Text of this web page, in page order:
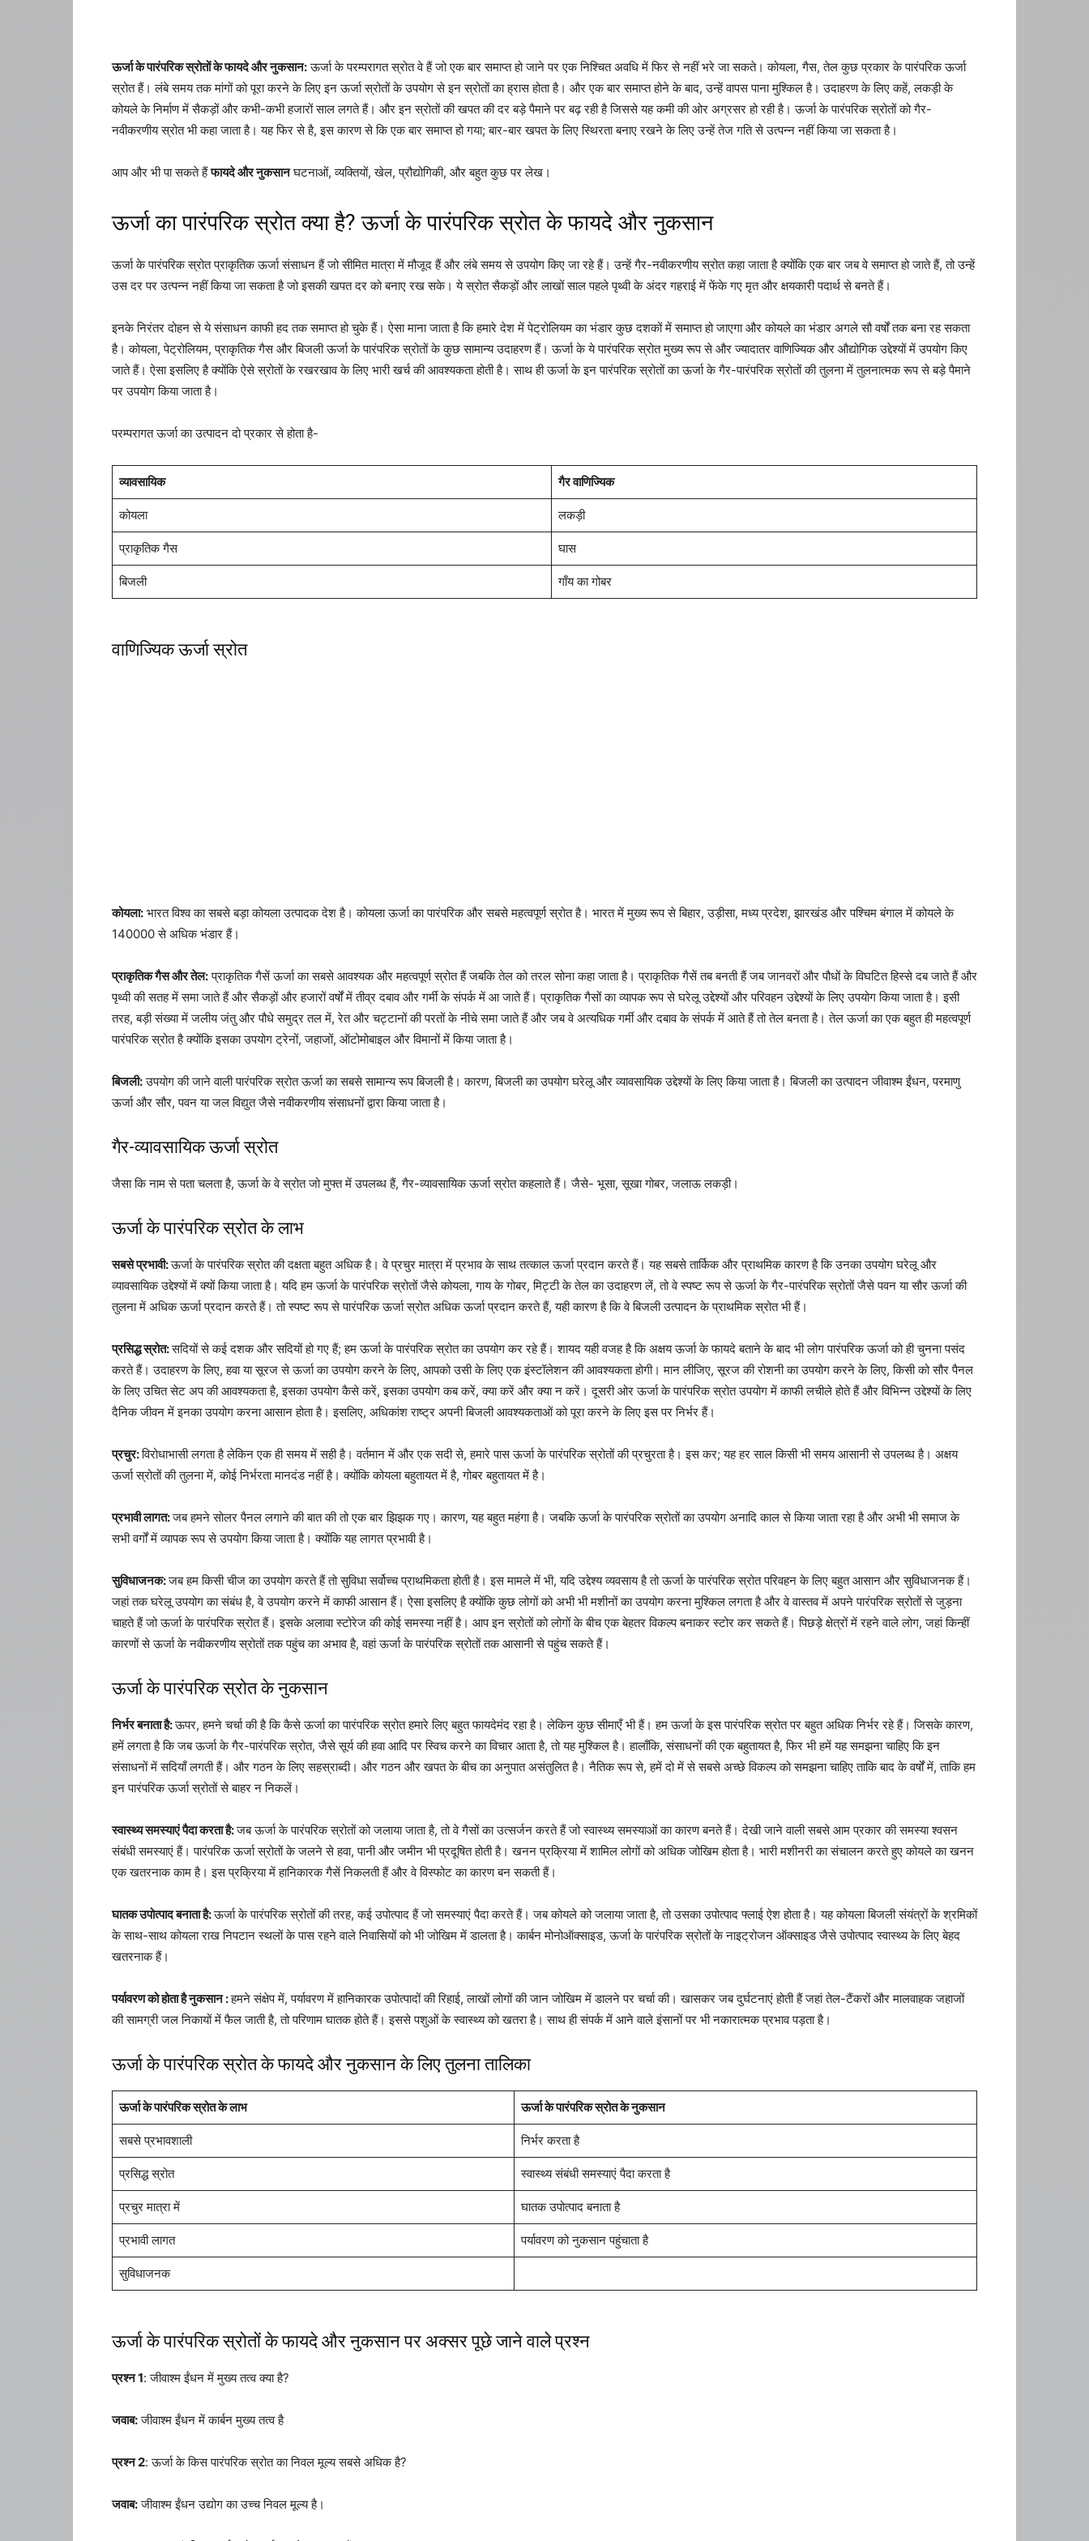
ऊर्जा के पारंपरिक स्रोतों के फायदे और नुकसान:ऊर्जा के परम्परागत स्रोत वे हैं जो एक बार समाप्त हो जाने पर एक निश्चित अवधि में फिर से नहीं भरे जा सकते। कोयला, गैस, तेल कुछ प्रकार के पारंपरिक ऊर्जा
स्रोत हैं। लंबे समय तक मांगों को पूरा करने के लिए इन ऊर्जा स्रोतों के उपयोग से इन स्रोतों का ह्रास होता है। और एक बार समाप्त होने के बाद, उन्हें वापस पाना मुश्किल है। उदाहरण के लिए कहें, लकड़ी के
कोयले के निर्माण में सैकड़ों और कभी-कभी हजारों साल लगते हैं। और इन स्रोतों की खपत की दर बड़े पैमाने पर बढ़ रही है जिससे यह कमी की ओर अग्रसर हो रही है। ऊर्जा के पारंपरिक स्रोतों को गैर-
नवीकरणीय स्रोत भी कहा जाता है। यह फिर से है, इस कारण से कि एक बार समाप्त हो गया; बार-बार खपत के लिए स्थिरता बनाए रखने के लिए उन्हें तेज गति से उत्पन्न नहीं किया जा सकता है।
आप और भी पा सकते हैंफायदे और नुकसानघटनाओं, व्यक्तियों, खेल, प्रौद्योगिकी, और बहुत कुछ पर लेख।
ऊर्जा का पारंपरिक स्रोत क्या है? ऊर्जा के पारंपरिक स्रोत के फायदे और नुकसान
ऊर्जा के पारंपरिक स्रोत प्राकृतिक ऊर्जा संसाधन हैं जो सीमित मात्रा में मौजूद हैं और लंबे समय से उपयोग किए जा रहे हैं। उन्हें गैर-नवीकरणीय स्रोत कहा जाता है क्योंकि एक बार जब वे समाप्त हो जाते हैं, तो उन्हें
उस दर पर उत्पन्न नहीं किया जा सकता है जो इसकी खपत दर को बनाए रख सके। ये स्रोत सैकड़ों और लाखों साल पहले पृथ्वी के अंदर गहराई में फेंके गए मृत और क्षयकारी पदार्थ से बनते हैं।
इनके निरंतर दोहन से ये संसाधन काफी हद तक समाप्त हो चुके हैं। ऐसा माना जाता है कि हमारे देश में पेट्रोलियम का भंडार कुछ दशकों में समाप्त हो जाएगा और कोयले का भंडार अगले सौ वर्षों तक बना रह सकता
है। कोयला, पेट्रोलियम, प्राकृतिक गैस और बिजली ऊर्जा के पारंपरिक स्रोतों के कुछ सामान्य उदाहरण हैं। ऊर्जा के ये पारंपरिक स्रोत मुख्य रूप से और ज्यादातर वाणिज्यिक और औद्योगिक उद्देश्यों में उपयोग किए
जाते हैं। ऐसा इसलिए है क्योंकि ऐसे स्रोतों के रखरखाव के लिए भारी खर्च की आवश्यकता होती है। साथ ही ऊर्जा के इन पारंपरिक स्रोतों का ऊर्जा के गैर-पारंपरिक स्रोतों की तुलना में तुलनात्मक रूप से बड़े पैमाने
पर उपयोग किया जाता है।
परम्परागत ऊर्जा का उत्पादन दो प्रकार से होता है-
व्यावसायिक गैर वाणिज्यिक
कोयला लकड़ी
प्राकृतिक गैस घास
बिजली गाँय का गोबर
वाणिज्यिक ऊर्जा स्रोत
कोयला: भारत विश्व का सबसे बड़ा कोयला उत्पादक देश है। कोयला ऊर्जा का पारंपरिक और सबसे महत्वपूर्ण स्रोत है। भारत में मुख्य रूप से बिहार, उड़ीसा, मध्य प्रदेश, झारखंड और पश्चिम बंगाल में कोयले के
140000 से अधिक भंडार हैं।
प्राकृतिक गैस और तेल:प्राकृतिक गैसें ऊर्जा का सबसे आवश्यक और महत्वपूर्ण स्रोत हैं जबकि तेल को तरल सोना कहा जाता है। प्राकृतिक गैसें तब बनती हैं जब जानवरों और पौधों के विघटित हिस्से दब जाते हैं और
पृथ्वी की सतह में समा जाते हैं और सैकड़ों और हजारों वर्षों में तीव्र दबाव और गर्मी के संपर्क में आ जाते हैं। प्राकृतिक गैसों का व्यापक रूप से घरेलू उद्देश्यों और परिवहन उद्देश्यों के लिए उपयोग किया जाता है। इसी
तरह, बड़ी संख्या में जलीय जंतु और पौधे समुद्र तल में, रेत और चट्टानों की परतों के नीचे समा जाते हैं और जब वे अत्यधिक गर्मी और दबाव के संपर्क में आते हैं तो तेल बनता है। तेल ऊर्जा का एक बहुत ही महत्वपूर्ण
पारंपरिक स्रोत है क्योंकि इसका उपयोग ट्रेनों, जहाजों, ऑटोमोबाइल और विमानों में किया जाता है।
बिजली:उपयोग की जाने वाली पारंपरिक स्रोत ऊर्जा का सबसे सामान्य रूप बिजली है। कारण, बिजली का उपयोग घरेलू और व्यावसायिक उद्देश्यों के लिए किया जाता है। बिजली का उत्पादन जीवाश्म ईंधन, परमाणु
ऊर्जा और सौर, पवन या जल विद्युत जैसे नवीकरणीय संसाधनों द्वारा किया जाता है।
गैर-व्यावसायिक ऊर्जा स्रोत
जैसा कि नाम से पता चलता है, ऊर्जा के वे स्रोत जो मुफ्त में उपलब्ध हैं, गैर-व्यावसायिक ऊर्जा स्रोत कहलाते हैं। जैसे- भूसा, सूखा गोबर, जलाऊ लकड़ी।
ऊर्जा के पारंपरिक स्रोत के लाभ
सबसे प्रभावी:ऊर्जा के पारंपरिक स्रोत की दक्षता बहुत अधिक है। वे प्रचुर मात्रा में प्रभाव के साथ तत्काल ऊर्जा प्रदान करते हैं। यह सबसे तार्किक और प्राथमिक कारण है कि उनका उपयोग घरेलू और
व्यावसायिक उद्देश्यों में क्यों किया जाता है। यदि हम ऊर्जा के पारंपरिक स्रोतों जैसे कोयला, गाय के गोबर, मिट्टी के तेल का उदाहरण लें, तो वे स्पष्ट रूप से ऊर्जा के गैर-पारंपरिक स्रोतों जैसे पवन या सौर ऊर्जा की
तुलना में अधिक ऊर्जा प्रदान करते हैं। तो स्पष्ट रूप से पारंपरिक ऊर्जा स्रोत अधिक ऊर्जा प्रदान करते हैं, यही कारण है कि वे बिजली उत्पादन के प्राथमिक स्रोत भी हैं।
प्रसिद्ध स्रोत:सदियों से कई दशक और सदियों हो गए हैं; हम ऊर्जा के पारंपरिक स्रोत का उपयोग कर रहे हैं। शायद यही वजह है कि अक्षय ऊर्जा के फायदे बताने के बाद भी लोग पारंपरिक ऊर्जा को ही चुनना पसंद
करते हैं। उदाहरण के लिए, हवा या सूरज से ऊर्जा का उपयोग करने के लिए, आपको उसी के लिए एक इंस्टॉलेशन की आवश्यकता होगी। मान लीजिए, सूरज की रोशनी का उपयोग करने के लिए, किसी को सौर पैनल
के लिए उचित सेट अप की आवश्यकता है, इसका उपयोग कैसे करें, इसका उपयोग कब करें, क्या करें और क्या न करें। दूसरी ओर ऊर्जा के पारंपरिक स्रोत उपयोग में काफी लचीले होते हैं और विभिन्न उद्देश्यों के लिए
दैनिक जीवन में इनका उपयोग करना आसान होता है। इसलिए, अधिकांश राष्ट्र अपनी बिजली आवश्यकताओं को पूरा करने के लिए इस पर निर्भर हैं।
प्रचुर:विरोधाभासी लगता है लेकिन एक ही समय में सही है। वर्तमान में और एक सदी से, हमारे पास ऊर्जा के पारंपरिक स्रोतों की प्रचुरता है। इस कर; यह हर साल किसी भी समय आसानी से उपलब्ध है। अक्षय
ऊर्जा स्रोतों की तुलना में, कोई निर्भरता मानदंड नहीं है। क्योंकि कोयला बहुतायत में है, गोबर बहुतायत में है।
प्रभावी लागत:जब हमने सोलर पैनल लगाने की बात की तो एक बार झिझक गए। कारण, यह बहुत महंगा है। जबकि ऊर्जा के पारंपरिक स्रोतों का उपयोग अनादि काल से किया जाता रहा है और अभी भी समाज के
सभी वर्गों में व्यापक रूप से उपयोग किया जाता है। क्योंकि यह लागत प्रभावी है।
सुविधाजनक:जब हम किसी चीज का उपयोग करते हैं तो सुविधा सर्वोच्च प्राथमिकता होती है। इस मामले में भी, यदि उद्देश्य व्यवसाय है तो ऊर्जा के पारंपरिक स्रोत परिवहन के लिए बहुत आसान और सुविधाजनक हैं।
जहां तक ​​घरेलू उपयोग का संबंध है, वे उपयोग करने में काफी आसान हैं। ऐसा इसलिए है क्योंकि कुछ लोगों को अभी भी मशीनों का उपयोग करना मुश्किल लगता है और वे वास्तव में अपने पारंपरिक स्रोतों से जुड़ना
चाहते हैं जो ऊर्जा के पारंपरिक स्रोत हैं। इसके अलावा स्टोरेज की कोई समस्या नहीं है। आप इन स्रोतों को लोगों के बीच एक बेहतर विकल्प बनाकर स्टोर कर सकते हैं। पिछड़े क्षेत्रों में रहने वाले लोग, जहां किन्हीं
कारणों से ऊर्जा के नवीकरणीय स्रोतों तक पहुंच का अभाव है, वहां ऊर्जा के पारंपरिक स्रोतों तक आसानी से पहुंच सकते हैं।
ऊर्जा के पारंपरिक स्रोत के नुकसान
निर्भर बनाता है:ऊपर, हमने चर्चा की है कि कैसे ऊर्जा का पारंपरिक स्रोत हमारे लिए बहुत फायदेमंद रहा है। लेकिन कुछ सीमाएँ भी हैं। हम ऊर्जा के इस पारंपरिक स्रोत पर बहुत अधिक निर्भर रहे हैं। जिसके कारण,
हमें लगता है कि जब ऊर्जा के गैर-पारंपरिक स्रोत, जैसे सूर्य की हवा आदि पर स्विच करने का विचार आता है, तो यह मुश्किल है। हालाँकि, संसाधनों की एक बहुतायत है, फिर भी हमें यह समझना चाहिए कि इन
संसाधनों में सदियाँ लगती हैं। और गठन के लिए सहस्राब्दी। और गठन और खपत के बीच का अनुपात असंतुलित है। नैतिक रूप से, हमें दो में से सबसे अच्छे विकल्प को समझना चाहिए ताकि बाद के वर्षों में, ताकि हम
इन पारंपरिक ऊर्जा स्रोतों से बाहर न निकलें।
स्वास्थ्य समस्याएं पैदा करता है:जब ऊर्जा के पारंपरिक स्रोतों को जलाया जाता है, तो वे गैसों का उत्सर्जन करते हैं जो स्वास्थ्य समस्याओं का कारण बनते हैं। देखी जाने वाली सबसे आम प्रकार की समस्या श्वसन
संबंधी समस्याएं हैं। पारंपरिक ऊर्जा स्रोतों के जलने से हवा, पानी और जमीन भी प्रदूषित होती है। खनन प्रक्रिया में शामिल लोगों को अधिक जोखिम होता है। भारी मशीनरी का संचालन करते हुए कोयले का खनन
एक खतरनाक काम है। इस प्रक्रिया में हानिकारक गैसें निकलती हैं और वे विस्फोट का कारण बन सकती हैं।
घातक उपोत्पाद बनाता है:ऊर्जा के पारंपरिक स्रोतों की तरह, कई उपोत्पाद हैं जो समस्याएं पैदा करते हैं। जब कोयले को जलाया जाता है, तो उसका उपोत्पाद फ्लाई ऐश होता है। यह कोयला बिजली संयंत्रों के श्रमिकों
के साथ-साथ कोयला राख निपटान स्थलों के पास रहने वाले निवासियों को भी जोखिम में डालता है। कार्बन मोनोऑक्साइड, ऊर्जा के पारंपरिक स्रोतों के नाइट्रोजन ऑक्साइड जैसे उपोत्पाद स्वास्थ्य के लिए बेहद
खतरनाक हैं।
पर्यावरण को होता है नुकसान :हमने संक्षेप में, पर्यावरण में हानिकारक उपोत्पादों की रिहाई, लाखों लोगों की जान जोखिम में डालने पर चर्चा की। खासकर जब दुर्घटनाएं होती हैं जहां तेल-टैंकरों और मालवाहक जहाजों
की सामग्री जल निकायों में फैल जाती है, तो परिणाम घातक होते हैं। इससे पशुओं के स्वास्थ्य को खतरा है। साथ ही संपर्क में आने वाले इंसानों पर भी नकारात्मक प्रभाव पड़ता है।
ऊर्जा के पारंपरिक स्रोत के फायदे और नुकसान के लिए तुलना तालिका
ऊर्जा के पारंपरिक स्रोत के लाभ ऊर्जा के पारंपरिक स्रोत के नुकसान
सबसे प्रभावशाली निर्भर करता है
प्रसिद्ध स्रोत स्वास्थ्य संबंधी समस्याएं पैदा करता है
प्रचुर मात्रा में घातक उपोत्पाद बनाता है
प्रभावी लागत पर्यावरण को नुकसान पहुंचाता है
सुविधाजनक
ऊर्जा के पारंपरिक स्रोतों के फायदे और नुकसान पर अक्सर पूछे जाने वाले प्रश्न
प्रश्न 1: जीवाश्म ईंधन में मुख्य तत्व क्या है?
जवाब:जीवाश्म ईंधन में कार्बन मुख्य तत्व है
प्रश्न 2: ऊर्जा के किस पारंपरिक स्रोत का निवल मूल्य सबसे अधिक है?
जवाब:जीवाश्म ईंधन उद्योग का उच्च निवल मूल्य है।